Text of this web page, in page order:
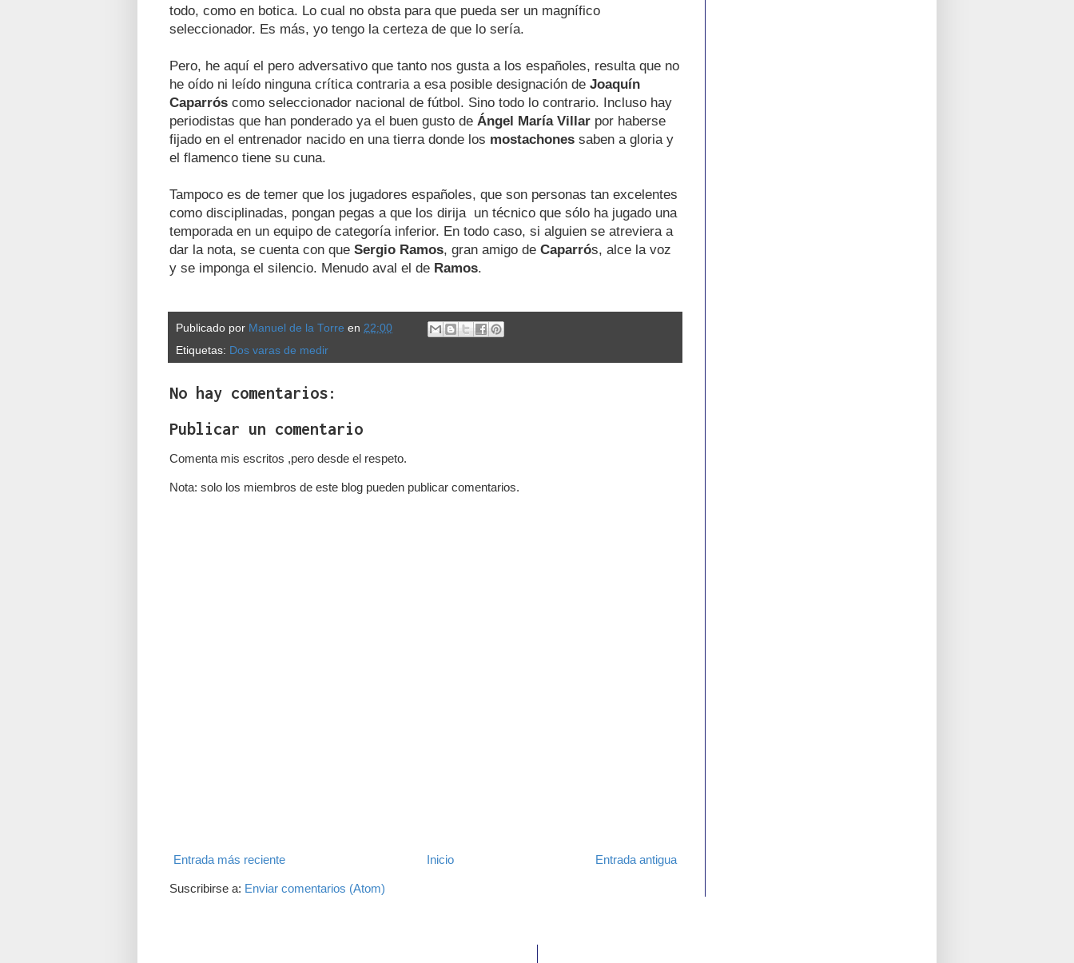
todo, como en botica. Lo cual no obsta para que pueda ser un magnífico
seleccionador. Es más, yo tengo la certeza de que lo sería.
Pero, he aquí el pero adversativo que tanto nos gusta a los españoles, resulta que no
he oído ni leído ninguna crítica contraria a esa posible designación de Joaquín
Caparrós como seleccionador nacional de fútbol. Sino todo lo contrario. Incluso hay
periodistas que han ponderado ya el buen gusto de Ángel María Villar por haberse
fijado en el entrenador nacido en una tierra donde los mostachones saben a gloria y
el flamenco tiene su cuna.
Tampoco es de temer que los jugadores españoles, que son personas tan excelentes
como disciplinadas, pongan pegas a que los dirija un técnico que sólo ha jugado una
temporada en un equipo de categoría inferior. En todo caso, si alguien se atreviera a
dar la nota, se cuenta con que Sergio Ramos, gran amigo de Caparrós, alce la voz
y se imponga el silencio. Menudo aval el de Ramos.
Publicado por Manuel de la Torre en 22:00
Etiquetas: Dos varas de medir
No hay comentarios:
Publicar un comentario
Comenta mis escritos ,pero desde el respeto.
Nota: solo los miembros de este blog pueden publicar comentarios.
Entrada más reciente Entrada antigua
Inicio
Suscribirse a: Enviar comentarios (Atom)